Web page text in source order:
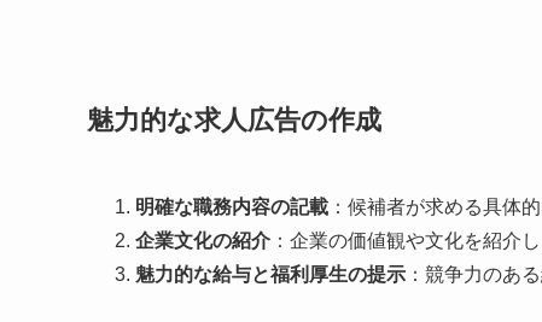
魅力的な求人広告の作成
明確な職務内容の記載 ：候補者が求める具体
企業文化の紹介 ：企業の価値観や文化を紹介
魅力的な給与と福利厚生の提示 ：競争力のあ